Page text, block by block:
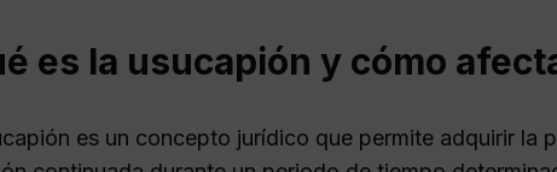
es la usucapión y cómo
es un concepto jurídico que permite adquirir la